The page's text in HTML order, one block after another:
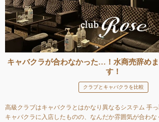
キャバクラが合わなかった…！水商売辞め
す！
クラブとキャバクラを比較
高級クラブはキャバクラとはかなり異なるシステム 手
キャバクラに入店したものの、なんだか雰囲気が合わな